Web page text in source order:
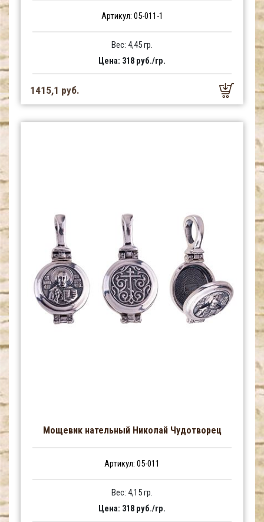
Артикул: 05-011-1
Вес: 4,45 гр.
Цена: 318 руб./гр.
1415,1 руб.
Мощевик нательный Николай Чудотворец
Артикул: 05-011
Вес: 4,15 гр.
Цена: 318 руб./гр.